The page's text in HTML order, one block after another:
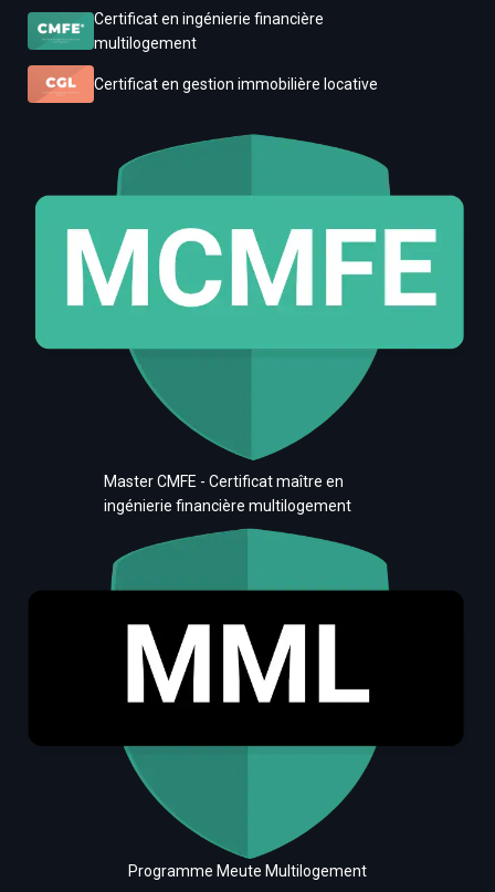
Certificat en ingénierie financière
multilogement
Certificat en gestion immobilière locative
Master CMFE - Certificat maître en
ingénierie financière multilogement
Programme Meute Multilogement